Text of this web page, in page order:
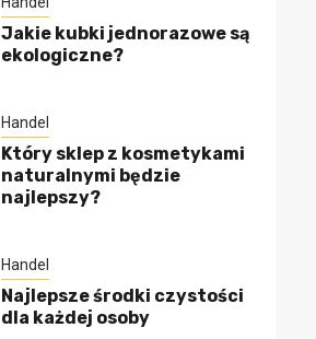
Jakie kubki jednorazowe są
ekologiczne?
Handel
Który sklep z kosmetykami
naturalnymi będzie
najlepszy?
Handel
Najlepsze środki czystości
dla każdej osoby